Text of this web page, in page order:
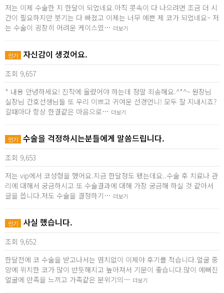
저는 이제 수술한 지 한달이 되었네요.아직 콧속이 다 나으려면 조금 더 시
간이 필요하지만 붓기는 다 빠졌고 이제는 너무 예쁜 제 코가 되었네요~ 저
는 수술이 굉장히 어려운 케이스였… 더보기
인기 자신감이 생겼어요.
조회 9,657
* 내용 안녕하세요! 진작에 올렸어야 하는데 정말 죄송해요.^*^~ 원장님
실장님 간호선생님들 또 우리 이쁘고 귀여운 선경언니! 모두 잘 지내시죠?
갈때마다 항상 한결같은 마음으로… 더보기
인기 수술을 걱정하시는분들에게 말씀드립니다.
조회 9,653
저는 vip에서 코성형을 했어요.지금 한달정도 됐는데요..수술 후 치료나 관
리에 대해서 궁금하시고 또 수술결과에 대해 가장 궁금해 하실 것 같아서
글을 씁니다.저도 수술을 결정하기… 더보기
인기 사실 했습니다.
조회 9,652
한달전에 코 수술을 받고나서는 염치없이 이제야 후기를 적습니다.얼굴 중
앙에 위치한 코가 많이 반듯해지고 높아져서 기분이 좋습니다.많이 예뻐진
얼굴에 만족을 느끼고 가족같은 분위기의… 더보기